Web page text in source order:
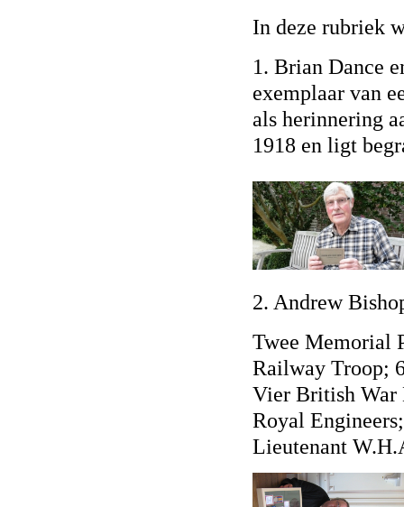
In deze rubriek
1. Brian Dance
exemplaar van
als herinnering
1918 en ligt
2. Andrew
Twee Memorial
Railway Troop;
Vier British War
Royal
Lieutenant